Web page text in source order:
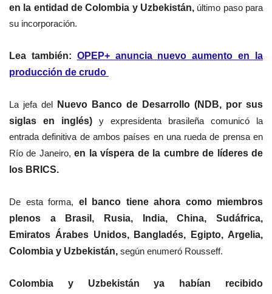
en la entidad de Colombia y Uzbekistán, último paso para
su incorporación.
Lea también: OPEP+ anuncia nuevo aumento en la
producción de crudo
La jefa del Nuevo Banco de Desarrollo (NDB, por sus
siglas en inglés) y expresidenta brasileña comunicó la
entrada definitiva de ambos países en una rueda de prensa en
Río de Janeiro,en la víspera de la cumbre de líderes de
los BRICS.
De esta forma, el banco tiene ahora como miembros
plenos a Brasil, Rusia, India, China, Sudáfrica,
Emiratos Árabes Unidos, Bangladés, Egipto, Argelia,
Colombia y Uzbekistán, según enumeró Rousseff.
Colombia y Uzbekistán ya habían recibido